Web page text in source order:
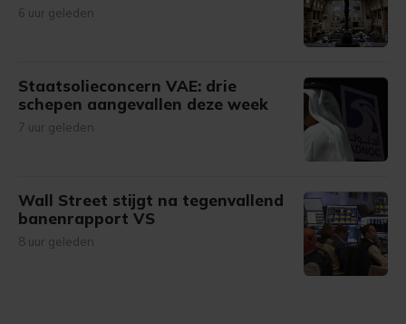
6 uur geleden
Staatsolieconcern VAE: drie
schepen aangevallen deze week
7 uur geleden
Wall Street stijgt na tegenvallend
banenrapport VS
8 uur geleden